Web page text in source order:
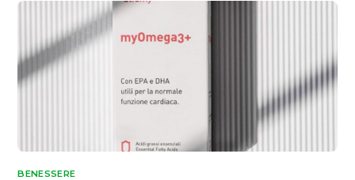
BENESSERE